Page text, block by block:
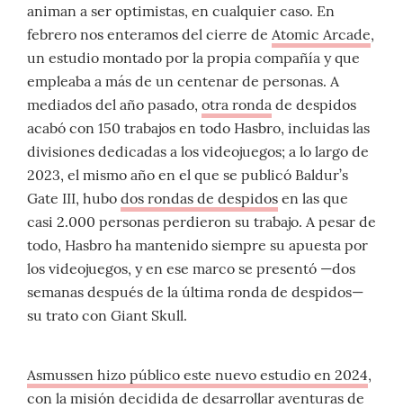
animan a ser optimistas, en cualquier caso. En
febrero nos enteramos del cierre de Atomic Arcade,
un estudio montado por la propia compañía y que
empleaba a más de un centenar de personas. A
mediados del año pasado, otra ronda de despidos
acabó con 150 trabajos en todo Hasbro, incluidas las
divisiones dedicadas a los videojuegos; a lo largo de
2023, el mismo año en el que se publicó Baldur’s
Gate III, hubo dos rondas de despidos en las que
casi 2.000 personas perdieron su trabajo. A pesar de
todo, Hasbro ha mantenido siempre su apuesta por
los videojuegos, y en ese marco se presentó —dos
semanas después de la última ronda de despidos—
su trato con Giant Skull.
Asmussen hizo público este nuevo estudio en 2024,
con la misión decidida de desarrollar aventuras de